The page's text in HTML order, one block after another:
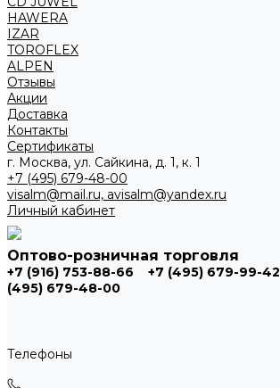
HAWERA
IZAR
TOROFLEX
ALPEN
Отзывы
Акции
Доставка
Контакты
Сертификаты
г. Москва, ул. Сайкина, д. 1, к. 1
+7 (495) 679-48-00
visalm@mail.ru, avisalm@yandex.ru
Личный кабинет
Оптово-розничная торговля
+7 (916) 753-88-66 +7 (495) 679-99-42
(495) 679-48-00
Телефоны